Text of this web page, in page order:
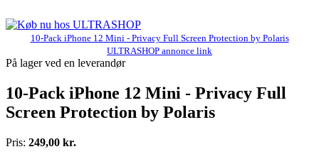
10-Pack iPhone 12 Mini - Privacy Full Screen Protection by Polaris
ULTRASHOP annonce link
På lager ved en leverandør
10-Pack iPhone 12 Mini - Privacy Full
Screen Protection by Polaris
Pris: 249,00 kr.